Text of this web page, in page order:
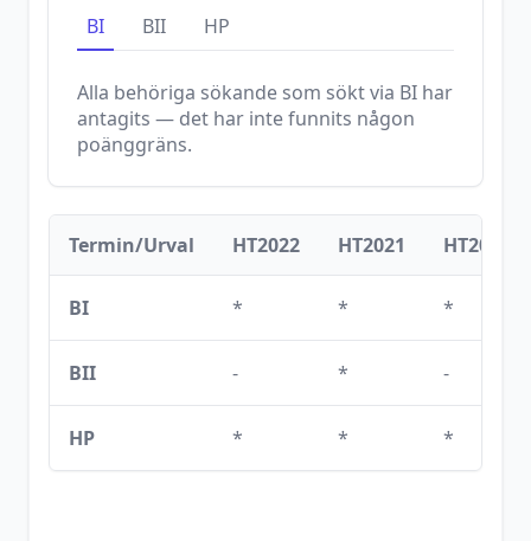
BI BII HP
Alla behöriga sökande som sökt via BI har
antagits — det har inte funnits någon
poänggräns.
Termin/Urval HT2022 HT2021 HT2020
BI * * *
BII - * -
HP * * *